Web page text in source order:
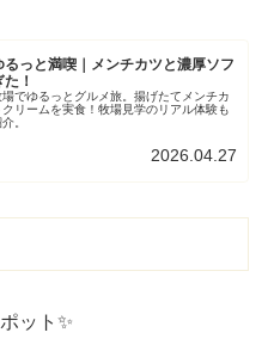
るっと満喫｜メンチカツと濃厚ソフ
！
でゆるっとグルメ旅。揚げたてメンチカ
リームを実食！牧場見学のリアル体験も
。
2026.04.27
ット✨